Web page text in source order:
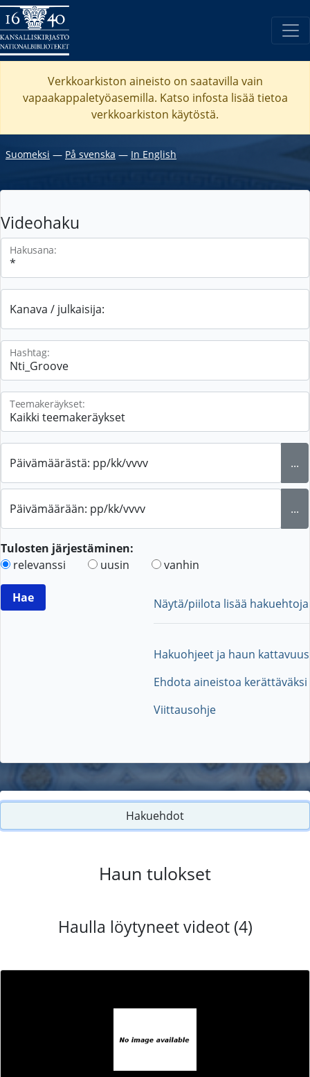
Verkkoarkiston aineisto on saatavilla vain
vapaakappaletyöasemilla. Katso infosta lisää tietoa
verkkoarkiston käytöstä.
Suomeksi ― På svenska ― In English
Videohaku
Hakusana:
Kanava / julkaisija:
Hashtag:
Teemakeräykset:
Päivämäärästä: pp/kk/vvvv ...
Päivämäärään: pp/kk/vvvv ...
Tulosten järjestäminen:
relevanssi
uusin vanhin
Näytä/piilota lisää hakuehtoja
Hakuohjeet ja haun kattavuus
Ehdota aineistoa kerättäväksi
Viittausohje
Hakuehdot
Haun tulokset
Haulla löytyneet videot (4)